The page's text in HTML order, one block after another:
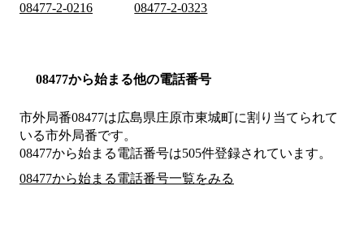
08477-2-0216
08477-2-0323
08477から始まる他の電話番号
市外局番08477は広島県庄原市東城町に割り当てられて
いる市外局番です。
08477から始まる電話番号は505件登録されています。
08477から始まる電話番号一覧をみる